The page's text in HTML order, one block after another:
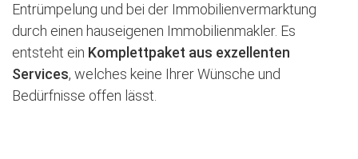
Entrümpelung und bei der Immobilienvermarktung
durch einen hauseigenen Immobilienmakler. Es
entsteht ein Komplettpaket aus exzellenten
Services, welches keine Ihrer Wünsche und
Bedürfnisse offen lässt.